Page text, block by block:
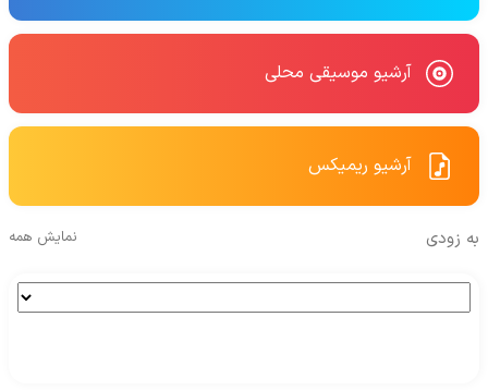
آرشیو موسیقی محلی
آرشیو ریمیکس
به زودی نمایش همه